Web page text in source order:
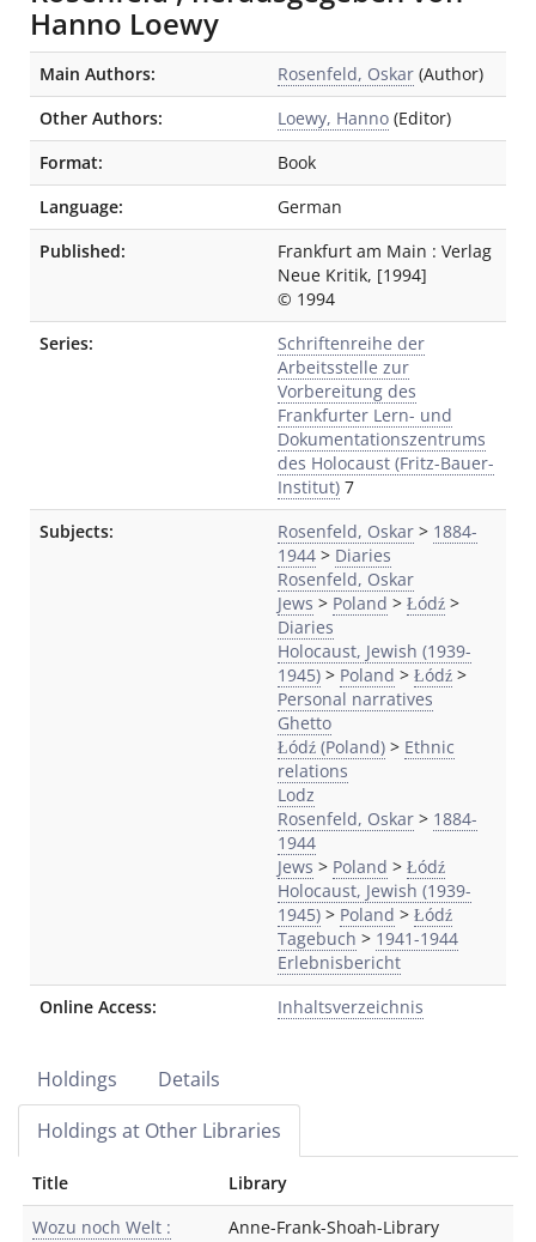
Hanno Loewy
Bibliographic Details
Main Authors: Rosenfeld, Oskar (Author)
Other Authors:
Loewy, Hanno (Editor)
Format:
Book
Language:
German
Published:
Frankfurt am Main : Verlag
Neue Kritik, [1994]
© 1994
Series:
Schriftenreihe der
Arbeitsstelle zur
Vorbereitung des
Frankfurter Lern- und
Dokumentationszentrums
des Holocaust (Fritz-Bauer-
Institut) 7
Subjects:
Rosenfeld, Oskar > 1884-
1944 > Diaries
Rosenfeld, Oskar
Jews > Poland > Łódź >
Diaries
Holocaust, Jewish (1939-
1945) > Poland > Łódź >
Personal narratives
Ghetto
Łódź (Poland) > Ethnic
relations
Lodz
Rosenfeld, Oskar > 1884-
1944
Jews > Poland > Łódź
Holocaust, Jewish (1939-
1945) > Poland > Łódź
Tagebuch > 1941-1944
Erlebnisbericht
Online Access:
Inhaltsverzeichnis
Holdings
Details
Holdings at Other Libraries
Title
Library
Wozu noch Welt :
Anne-Frank-Shoah-Library